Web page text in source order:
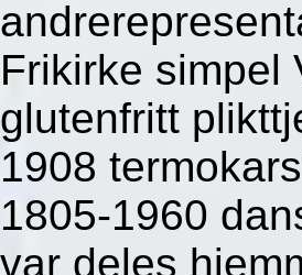
Frikirke simpel
glutenfritt
1908
1805-1960
var deles